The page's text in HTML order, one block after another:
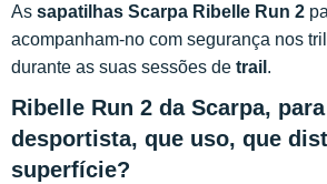
As sapatilhas Scarpa Ribelle Run 2
acompanham-no com segurança nos
durante as suas sessões de trail .
Ribelle Run 2 da Scarpa,
desportista, que uso, que
superfície?